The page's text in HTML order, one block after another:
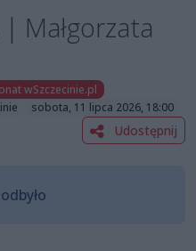
Małgorzata
wSzczecinie.pl
sobota, 11 lipca 2026, 18:00
Udostępnij